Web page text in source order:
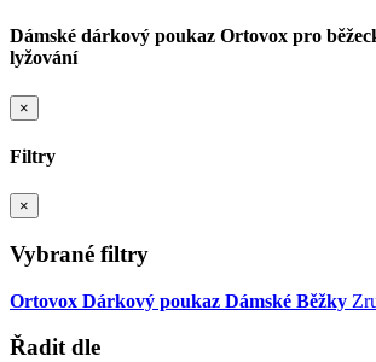
Dámské dárkový poukaz Ortovox pro
lyžování
×
Filtry
×
Vybrané filtry
Ortovox Dárkový poukaz Dámské Běžky
Řadit dle